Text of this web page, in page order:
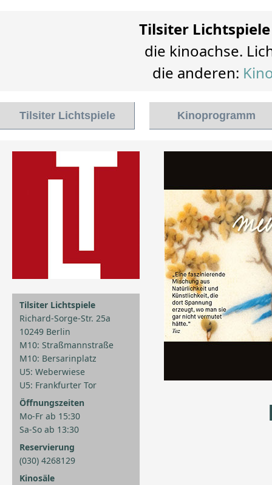
Tilsiter Lichtspiele
die kinoachse.
die anderen:
Tilsiter Lichtspiele Kinoprogramm
Tilsiter Lichtspiele
Richard-Sorge-Str. 25a
10249 Berlin
M10: Straßmannstraße
M10: Bersarinplatz
U5: Weberwiese
U5: Frankfurter Tor
Öffnungszeiten
Mo-Fr ab 15:30
Sa-So ab 13:30
Reservierung
(030) 4268129
Kinosäle